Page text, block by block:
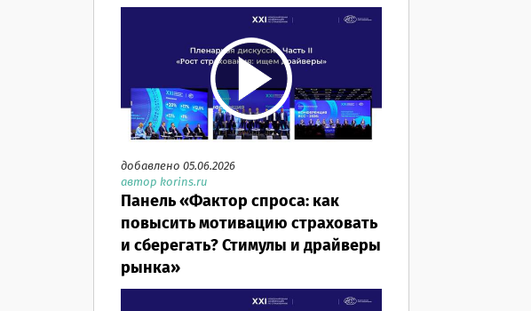
добавлено 05.06.2026
автор korins.ru
Панель «Фактор спроса: как
повысить мотивацию страховать
и сберегать? Стимулы и драйверы
рынка»